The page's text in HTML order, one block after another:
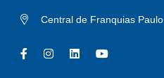
Central de Franquias